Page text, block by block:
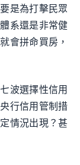
是為打擊民眾
系還是非常健
會拼命買房，
波選擇性信用
行信用管制措
情況出現？甚